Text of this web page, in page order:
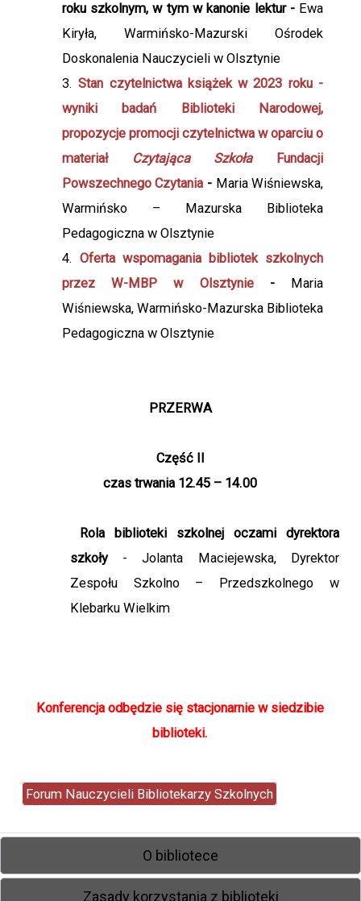
roku szkolnym, w tym w kanonie lektur -Ewa
Kiryła, Warmińsko-Mazurski Ośrodek
Doskonalenia Nauczycieli w Olsztynie
Stan czytelnictwa książek w 2023 roku -
wyniki badań Biblioteki Narodowej,
propozycje promocji czytelnictwa w oparciu o
materiał
Czytająca SzkołaFundacji
Powszechnego Czytania - Maria Wiśniewska,
Warmińsko – Mazurska Biblioteka
Pedagogiczna w Olsztynie
Oferta wspomagania bibliotek szkolnych
przez W-MBP w Olsztynie- Maria
Wiśniewska, Warmińsko-Mazurska Biblioteka
Pedagogiczna w Olsztynie
PRZERWA
Część II
czas trwania 12.45 – 14.00
Rola biblioteki szkolnej oczami dyrektora
szkoły- Jolanta Maciejewska, Dyrektor
Zespołu Szkolno – Przedszkolnego w
Klebarku Wielkim
Konferencja odbędzie się stacjonarnie w siedzibie
biblioteki.
Forum Nauczycieli Bibliotekarzy Szkolnych
O bibliotece
Zasady korzystania z biblioteki